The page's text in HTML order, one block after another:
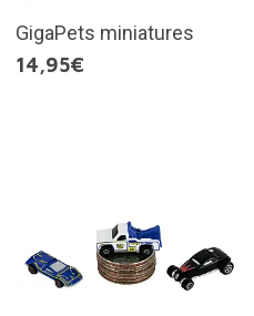
GigaPets miniatures
14,95€